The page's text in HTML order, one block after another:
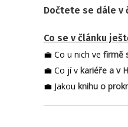
Dočtete se dále v
Co se v článku
💼 Co u nich ve firmě
💼 Co jí v kariéře a v
💼 Jakou knihu o